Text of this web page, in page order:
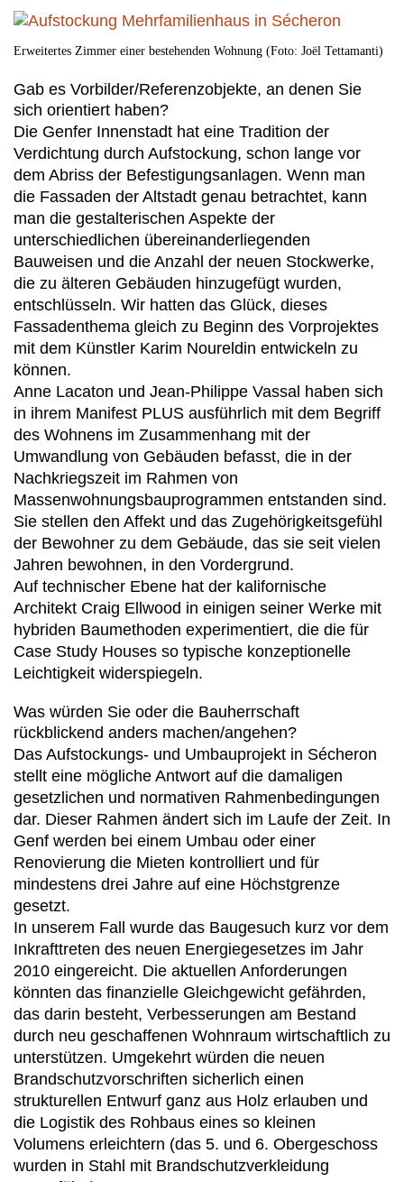
Erweitertes Zimmer einer bestehenden Wohnung (Foto: Joël Tettamanti)
Gab es Vorbilder/Referenzobjekte, an denen Sie
sich orientiert haben?
Die Genfer Innenstadt hat eine Tradition der
Verdichtung durch Aufstockung, schon lange vor
dem Abriss der Befestigungsanlagen. Wenn man
die Fassaden der Altstadt genau betrachtet, kann
man die gestalterischen Aspekte der
unterschiedlichen übereinanderliegenden
Bauweisen und die Anzahl der neuen Stockwerke,
die zu älteren Gebäuden hinzugefügt wurden,
entschlüsseln. Wir hatten das Glück, dieses
Fassadenthema gleich zu Beginn des Vorprojektes
mit dem Künstler Karim Noureldin entwickeln zu
können.
Anne Lacaton und Jean-Philippe Vassal haben sich
in ihrem Manifest PLUS ausführlich mit dem Begriff
des Wohnens im Zusammenhang mit der
Umwandlung von Gebäuden befasst, die in der
Nachkriegszeit im Rahmen von
Massenwohnungsbauprogrammen entstanden sind.
Sie stellen den Affekt und das Zugehörigkeitsgefühl
der Bewohner zu dem Gebäude, das sie seit vielen
Jahren bewohnen, in den Vordergrund.
Auf technischer Ebene hat der kalifornische
Architekt Craig Ellwood in einigen seiner Werke mit
hybriden Baumethoden experimentiert, die die für
Case Study Houses so typische konzeptionelle
Leichtigkeit widerspiegeln.
Was würden Sie oder die Bauherrschaft
rückblickend anders machen/angehen?
Das Aufstockungs- und Umbauprojekt in Sécheron
stellt eine mögliche Antwort auf die damaligen
gesetzlichen und normativen Rahmenbedingungen
dar. Dieser Rahmen ändert sich im Laufe der Zeit. In
Genf werden bei einem Umbau oder einer
Renovierung die Mieten kontrolliert und für
mindestens drei Jahre auf eine Höchstgrenze
gesetzt.
In unserem Fall wurde das Baugesuch kurz vor dem
Inkrafttreten des neuen Energiegesetzes im Jahr
2010 eingereicht. Die aktuellen Anforderungen
könnten das finanzielle Gleichgewicht gefährden,
das darin besteht, Verbesserungen am Bestand
durch neu geschaffenen Wohnraum wirtschaftlich zu
unterstützen. Umgekehrt würden die neuen
Brandschutzvorschriften sicherlich einen
strukturellen Entwurf ganz aus Holz erlauben und
die Logistik des Rohbaus eines so kleinen
Volumens erleichtern (das 5. und 6. Obergeschoss
wurden in Stahl mit Brandschutzverkleidung